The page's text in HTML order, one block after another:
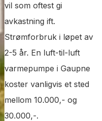
vil som oftest gi
avkastning ift.
Strømforbruk i løpet av
2-5 år. En luft-til-luft
varmepumpe i Gaupne
koster vanligvis et sted
mellom 10.000,- og
30.000,-.